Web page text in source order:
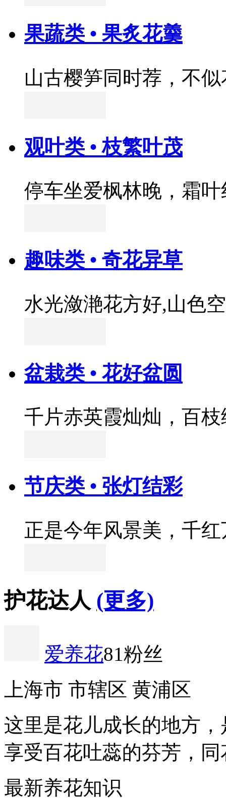
果蔬类 • 果炙花羹
山古樱笋同时荐，不
观叶类 • 枝繁叶茂
停车坐爱枫林晚，霜
趣味类 • 奇花异草
水光潋滟花方好,山色
盆栽类 • 花好盆圆
千片赤英霞灿灿，百
节庆类 • 张灯结彩
正是今年风景美，千
护花达人 (更多)
爱养花81粉丝
上海市 市辖区 黄浦区
这里是花儿成长的地方
享受百花吐蕊的芬芳，
最新养花知识